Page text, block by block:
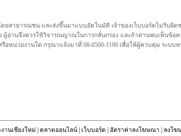
ยสาธารณชน และส่งขึ้นมาแบบอัตโนมัติ เจ้าของเว็บบอร์ดไม่รับผิด
ผู้อ่านจึงควรใช้วิจารณญาณในการกลั่นกรอง และถ้าท่านพบเห็นข้อ
อหน่วยงานใด กรุณาแจ้งมาที่ 08-0500-1180 เพื่อให้ผู้ควบคุม ระบ
านเชียงใหม่ | ตลาดออนไลน์| เว็บบอร์ด | อัตราค่าลงโฆษณา | ลงโฆ